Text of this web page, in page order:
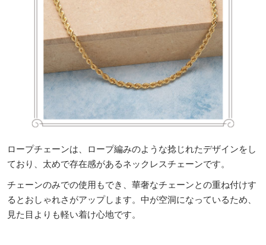
ロープチェーンは、ロープ編みのような捻じれたデザインをし
ており、太めで存在感があるネックレスチェーンです。
チェーンのみでの使用もでき、華奢なチェーンとの重ね付けす
るとおしゃれさがアップします。中が空洞になっているため、
見た目よりも軽い着け心地です。